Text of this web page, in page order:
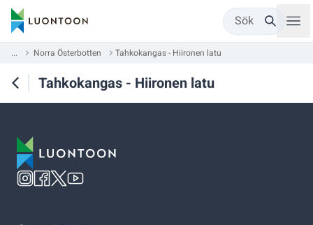
Sök
... Norra Österbotten Tahkokangas - Hiironen latu
Tahkokangas - Hiironen latu